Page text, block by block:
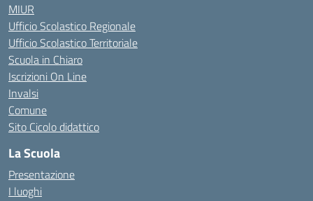
MIUR
Ufficio Scolastico Regionale
Ufficio Scolastico Territoriale
Scuola in Chiaro
Iscrizioni On Line
Invalsi
Comune
Sito Cicolo didattico
La Scuola
Presentazione
I luoghi